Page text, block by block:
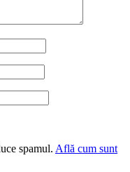
spamul. Află cum sunt